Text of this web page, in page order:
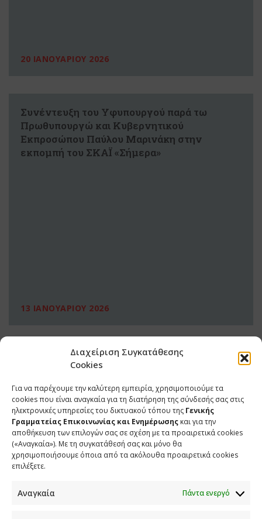
Διαχείριση Συγκατάθεσης
Cookies
Για να παρέχουμε την καλύτερη εμπειρία, χρησιμοποιούμε τα
cookies που είναι αναγκαία για τη διατήρηση της σύνδεσής σας στις
ηλεκτρονικές υπηρεσίες του δικτυακού τόπου της Γενικής
Γραμματείας Επικοινωνίας και Ενημέρωσης και για την
αποθήκευση των επιλογών σας σε σχέση με τα προαιρετικά cookies
(«Αναγκαία»). Με τη συγκατάθεσή σας και μόνο θα
χρησιμοποιήσουμε όποια από τα ακόλουθα προαιρετικά cookies
επιλέξετε.
Αναγκαία Πάντα ενεργό
20 ΙΑΝΟΥΑΡΙΟΥ 2026
Συνέντευξη του Υφυπουργού παρά τω
Πρωθυπουργώ και Κυβερνητικού
Εκπροσώπου Παύλου Μαρινάκη στην
εκπομπή του ΣΚΑΪ «Σήμερα»
13 ΙΑΝΟΥΑΡΙΟΥ 2026
ΕΠΙΚΟΙΝΩΝΙΑ
Φραγκούδη 11 & Αλεξάνδρου Πάντου